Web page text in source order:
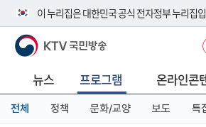
이 누리집은 대한민국 공식 전자정부 누리집
공식 누리집 주소 확인하기
니다.
이밖에 or.kr 또는 .kr등 다른 도메인 주소를 사
서 도메인 주소를 확인해 보세요
KTV 국민방송
뉴스 프로그램 온라인콘
전체 정책 문화/교양 보도 특